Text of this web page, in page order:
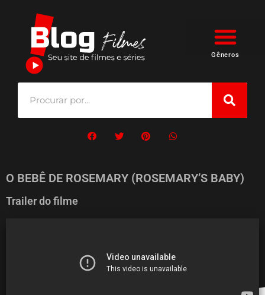
Gêneros
O BEBÊ DE ROSEMARY (ROSEMARY’S BABY)
Trailer do filme